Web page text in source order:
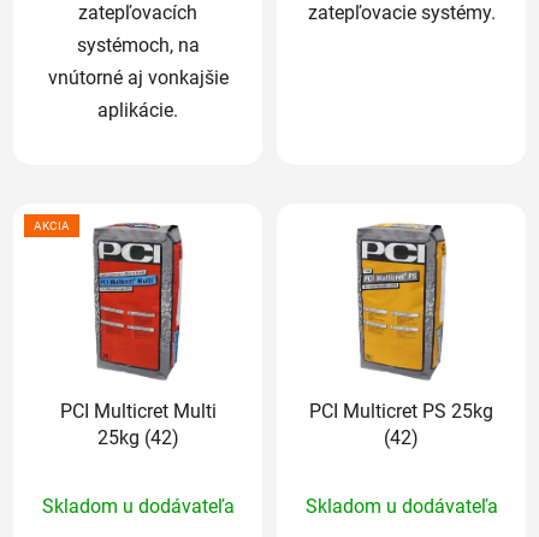
zatepľovacích
systémoch, na
vnútorné aj vonkajšie
aplikácie.
zatepľovacie systémy.
AKCIA
PCI Multicret Multi
25kg (42)
hodnotenie
Skladom u dodávateľa
PCI Multicret PS 25kg
(42)
Skladom u dodávateľa